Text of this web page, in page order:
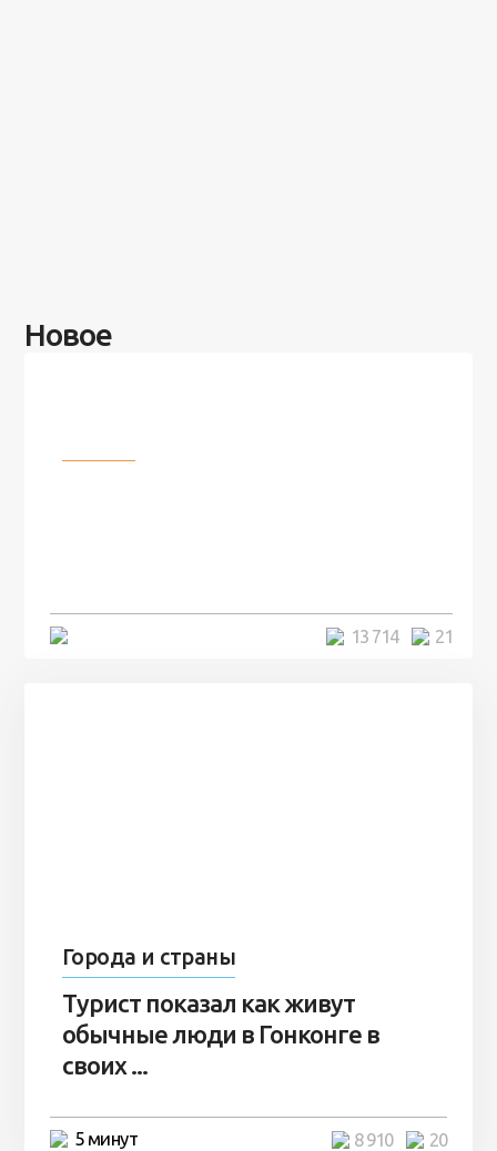
Новое
21
13 714
Города и страны
Турист показал как живут
обычные люди в Гонконге в
своих ...
5 минут 20
8 910